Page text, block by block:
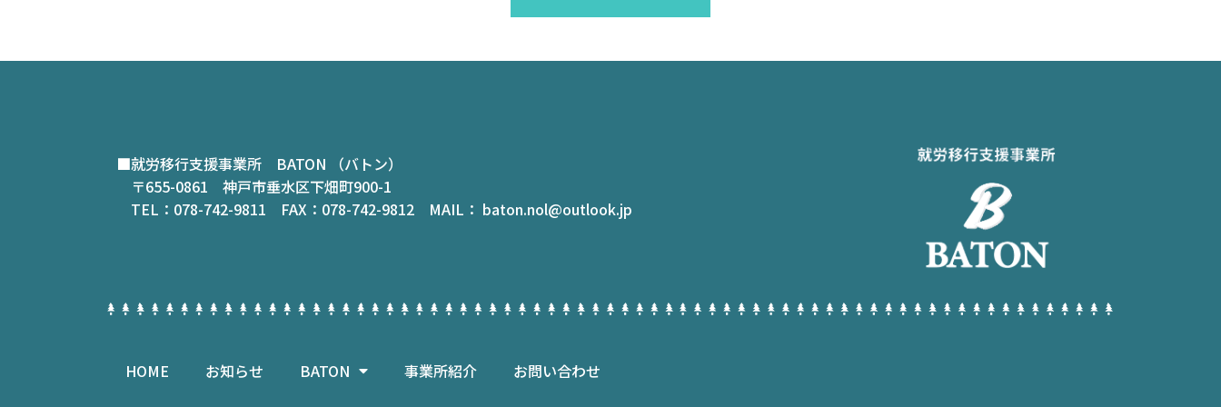
■就労移行支援事業所 BATON （バトン）
〒655-0861 神戸市垂水区下畑町900-1
TEL：078-742-9811 FAX：078-742-9812 MAIL： baton.nol@outlook.jp
HOME お知らせ BATON 事業所紹介 お問い合わせ